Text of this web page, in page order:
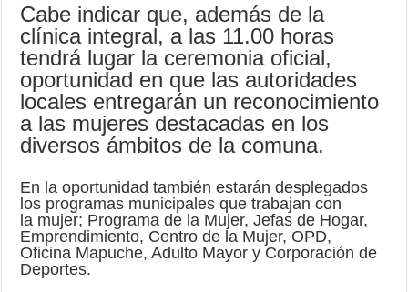
Cabe indicar que, además de la
clínica integral, a las 11.00 horas
tendrá lugar la ceremonia oficial,
oportunidad en que las autoridades
locales entregarán un reconocimiento
a las mujeres destacadas en los
diversos ámbitos de la comuna.
En la oportunidad también estarán desplegados
los programas municipales que trabajan con
la mujer; Programa de la Mujer, Jefas de Hogar,
Emprendimiento, Centro de la Mujer, OPD,
Oficina Mapuche, Adulto Mayor y Corporación de
Deportes.